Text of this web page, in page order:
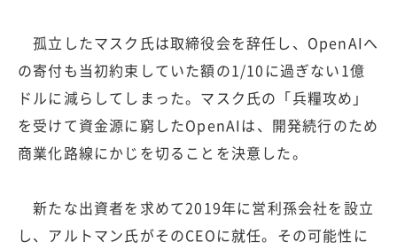
孤立したマスク氏は取締役会を辞任し、OpenAIへ
の寄付も当初約束していた額の1/10に過ぎない1億
ドルに減らしてしまった。マスク氏の「兵糧攻め」
を受けて資金源に窮したOpenAIは、開発続行のため
商業化路線にかじを切ることを決意した。
新たな出資者を求めて2019年に営利孫会社を設立
し、アルトマン氏がそのCEOに就任。その可能性に